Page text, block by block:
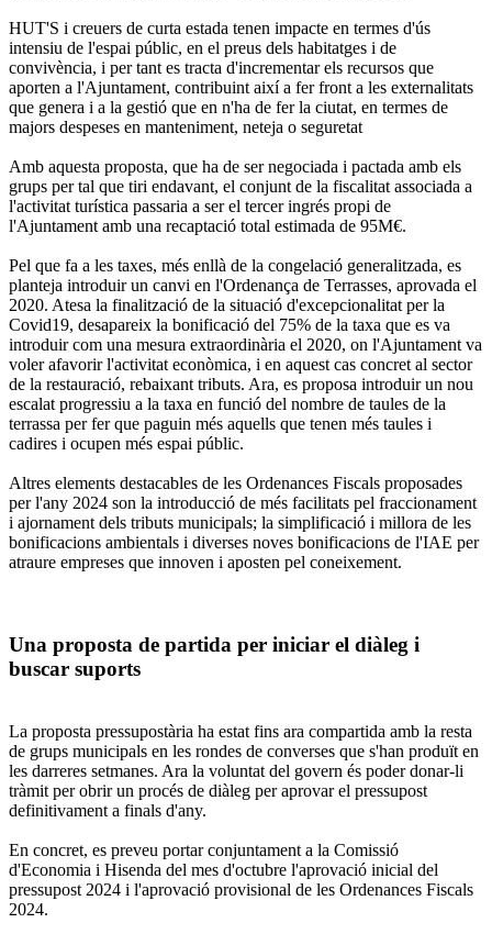
HUT'S i creuers de curta estada tenen impacte en termes d'ús
intensiu de l'espai públic, en el preus dels habitatges i de
convivència, i per tant es tracta d'incrementar els recursos que
aporten a l'Ajuntament, contribuint així a fer front a les externalitats
que genera i a la gestió que en n'ha de fer la ciutat, en termes de
majors despeses en manteniment, neteja o seguretat
Amb aquesta proposta, que ha de ser negociada i pactada amb els
grups per tal que tiri endavant, el conjunt de la fiscalitat associada a
l'activitat turística passaria a ser el tercer ingrés propi de
l'Ajuntament amb una recaptació total estimada de 95M€.
Pel que fa a les taxes, més enllà de la congelació generalitzada, es
planteja introduir un canvi en l'Ordenança de Terrasses, aprovada el
2020. Atesa la finalització de la situació d'excepcionalitat per la
Covid19, desapareix la bonificació del 75% de la taxa que es va
introduir com una mesura extraordinària el 2020, on l'Ajuntament va
voler afavorir l'activitat econòmica, i en aquest cas concret al sector
de la restauració, rebaixant tributs. Ara, es proposa introduir un nou
escalat progressiu a la taxa en funció del nombre de taules de la
terrassa per fer que paguin més aquells que tenen més taules i
cadires i ocupen més espai públic.
Altres elements destacables de les Ordenances Fiscals proposades
per l'any 2024 son la introducció de més facilitats pel fraccionament
i ajornament dels tributs municipals; la simplificació i millora de les
bonificacions ambientals i diverses noves bonificacions de l'IAE per
atraure empreses que innoven i aposten pel coneixement.
Una proposta de partida per iniciar el diàleg i
buscar suports
La proposta pressupostària ha estat fins ara compartida amb la resta
de grups municipals en les rondes de converses que s'han produït en
les darreres setmanes. Ara la voluntat del govern és poder donar-li
tràmit per obrir un procés de diàleg per aprovar el pressupost
definitivament a finals d'any.
En concret, es preveu portar conjuntament a la Comissió
d'Economia i Hisenda del mes d'octubre l'aprovació inicial del
pressupost 2024 i l'aprovació provisional de les Ordenances Fiscals
2024.